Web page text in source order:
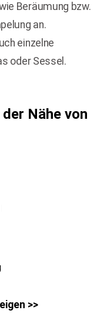
Beräumung bzw.
an.
einzelne
oder Sessel.
der Nähe von
>>